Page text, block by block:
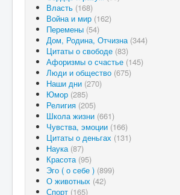
Власть (168)
Война и мир (162)
Перемены (54)
Дом, Родина, Отчизна (344)
Цитаты о свободе (83)
Афоризмы о счастье (145)
Люди и общество (675)
Наши дни (270)
Юмор (285)
Религия (205)
Школа жизни (661)
Чувства, эмоции (166)
Цитаты о деньгах (131)
Наука (87)
Красота (95)
Эго ( о себе ) (899)
О животных (42)
Спорт (165)